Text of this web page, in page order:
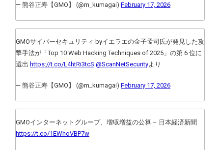
— 熊谷正寿【GMO】 (@m_kumagai) February 17, 2026
GMOサイバーセキュリティ byイエラエの金子孟司氏が発見した攻
撃手法が「Top 10 Web Hacking Techniques of 2025」の第 6 位に
選出 https://t.co/L4htRi3tcS @ScanNetSecurityより
— 熊谷正寿【GMO】 (@m_kumagai) February 17, 2026
GMOインターネットグループ、増収増益の公算 – 日本経済新聞
https://t.co/1EWhoVBP7w